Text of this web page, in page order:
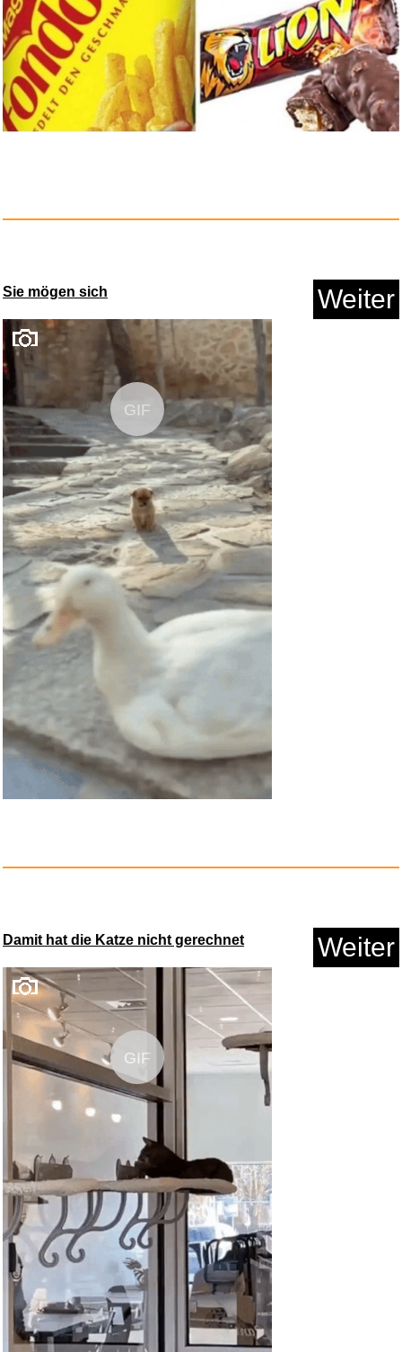
Anzeige
Nasenpflaster,
Schnarchstopper...
The Magical touch Personalisie...
Sie mögen sich Weiter
GIF
Damit hat die Katze nicht gerechnet Weiter
GIF